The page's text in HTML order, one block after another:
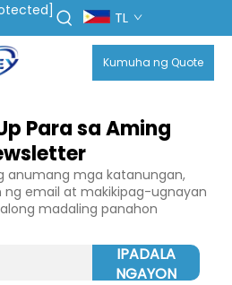
TL
Kumuha ng Quote
Para sa Aming
anumang mga katanungan,
email at makikipag-ugnayan
madaling panahon
IPADALA
NGAYON